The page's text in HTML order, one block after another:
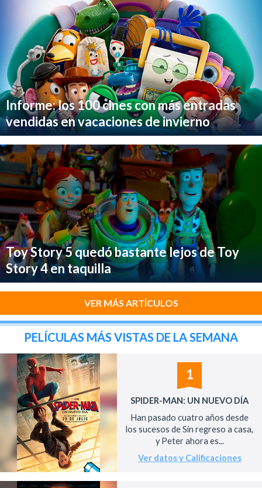
Informe: los 100 cines con más entradas
vendidas en vacaciones de invierno
Toy Story 5 quedó bastante lejos de Toy
Story 4 en taquilla
VER MÁS ARTÍCULOS
PELÍCULAS MÁS VISTAS DE LA SEMANA
1
SPIDER-MAN: UN NUEVO DÍA
Han pasado cuatro años desde
los sucesos de Sin regreso a casa,
y Peter ahora es...
Ver datos y Calificaciones